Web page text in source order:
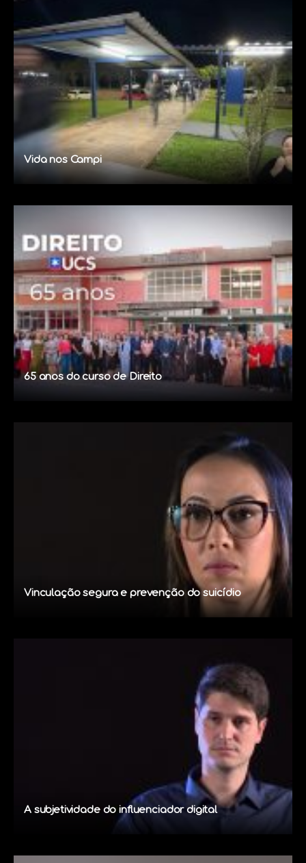
Vida nos Campi
65 anos do curso de Direito
Vinculação segura e prevenção do suicídio
A subjetividade do influenciador digital